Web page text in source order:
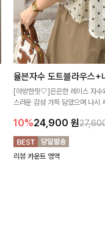
율븐자수 도트블라우스+
[아방한핏🤍]은은한 레이스 자수
스러운 감성 가득 담았으며 나시
10%24,900 원
리뷰 카운트 영역